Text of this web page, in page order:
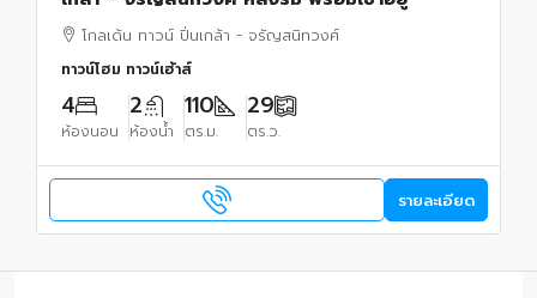
โกลเด้น ทาวน์ ปิ่นเกล้า - จรัญสนิทวงศ์
ทาวน์โฮม ทาวน์เฮ้าส์
4
ห้องนอน
2
ห้องน้ำ
110
ตร.ม.
29
ตร.ว.
รายละเอียด